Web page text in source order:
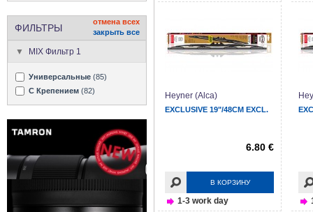
ФИЛЬТРЫ
отмена всех
закрыть все
MIX Фильтр 1
Универсальные (85)
С Крепением (82) Heyner (Alca)
EXCLUSIVE 19"/48CM EXCL.
6.80 €
В КОРЗИНУ
1-3 work day